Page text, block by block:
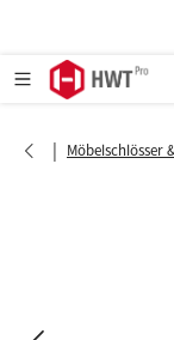
| Möbelschlösser